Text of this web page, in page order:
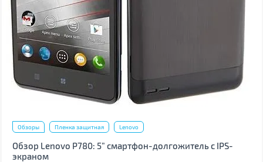
Обзоры Пленка защитная Lenovo
Обзор Lenovo P780: 5” смартфон-долгожитель с IPS-
экраном